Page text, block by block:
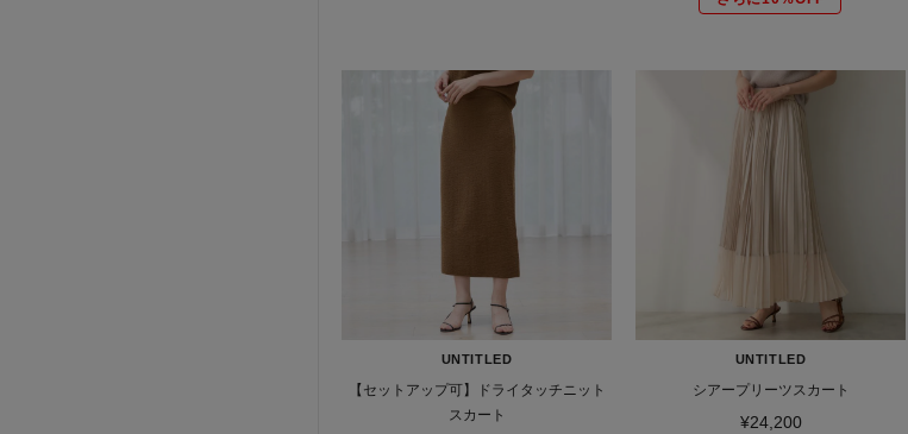
UNTITLED
【セットアップ可】ドライタッチニット
スカート
UNTITLED
シアープリーツスカート
¥24,200